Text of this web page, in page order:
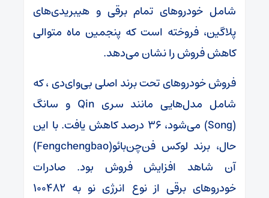
شامل خودروهای تمام برقی و هیبریدی‌های
پلاگین، فروخته است که پنجمین ماه متوالی
کاهش فروش را نشان می‌دهد.
فروش خودروهای تحت برند اصلی بی‌وای‌دی ، که
شامل مدل‌هایی مانند سری Qin و سانگ
(Song) می‌شود، ۳۶ درصد کاهش یافت. با این
حال، برند لوکس فن‌چن‌بائو(Fengchengbao)
آن شاهد افزایش فروش بود. صادرات
خودروهای برقی از نوع انرژی نو به ۱۰۰۴۸۲